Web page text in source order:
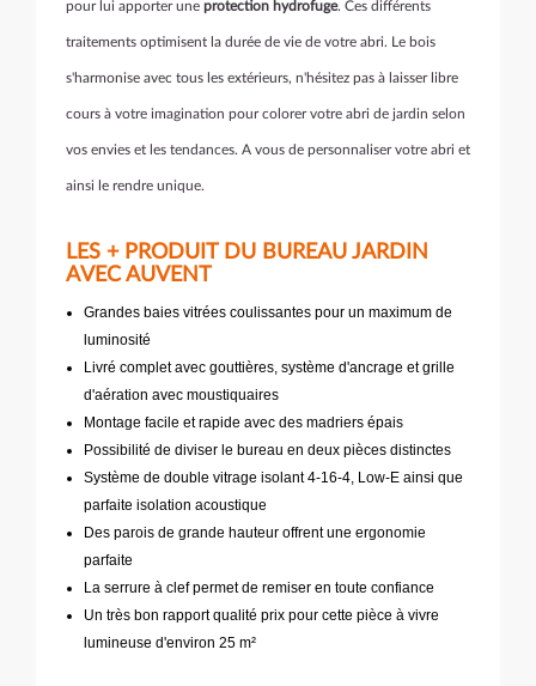
pour lui apporter une protection hydrofuge. Ces différents
traitements optimisent la durée de vie de votre abri. Le bois
s'harmonise avec tous les extérieurs, n'hésitez pas à laisser libre
cours à votre imagination pour colorer votre abri de jardin selon
vos envies et les tendances. A vous de personnaliser votre abri et
ainsi le rendre unique.
LES + PRODUIT DU BUREAU JARDIN
AVEC AUVENT
Grandes baies vitrées coulissantes pour un maximum de
luminosité
Livré complet avec gouttières, système d'ancrage et grille
d'aération avec moustiquaires
Montage facile et rapide avec des madriers épais
Possibilité de diviser le bureau en deux pièces distinctes
Système de double vitrage isolant 4-16-4, Low-E ainsi que
parfaite isolation acoustique
Des parois de grande hauteur offrent une ergonomie
parfaite
La serrure à clef permet de remiser en toute confiance
Un très bon rapport qualité prix pour cette pièce à vivre
lumineuse d'environ 25 m²